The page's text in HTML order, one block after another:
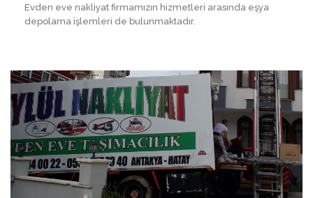
Evden eve nakliyat firmamızın hizmetleri arasında eşya
depolama işlemleri de bulunmaktadır.